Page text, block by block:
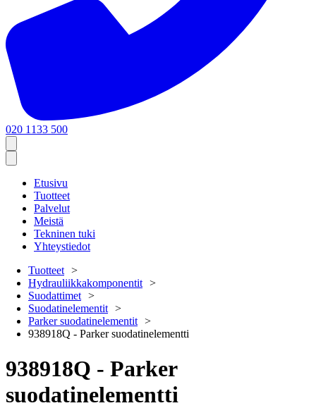
020 1133 500
Etusivu
Tuotteet
Palvelut
Meistä
Tekninen tuki
Yhteystiedot
Tuotteet
Hydrauliikkakomponentit
Suodattimet
Suodatinelementit
Parker suodatinelementit
938918Q - Parker suodatinelementti
938918Q - Parker
suodatinelementti